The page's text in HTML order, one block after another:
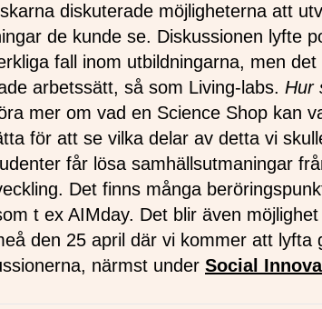
diskuterade möjligheterna att
de kunde se. Diskussionen lyfte
fall inom utbildningarna, men
arbetssätt, så som Living-labs. Hur
mer om vad en Science Shop kan
för att se vilka delar av detta vi
får lösa samhällsutmaningar
Det finns många
t ex AIMday. Det blir även
den 25 april där vi kommer att lyfta
närmst under Social